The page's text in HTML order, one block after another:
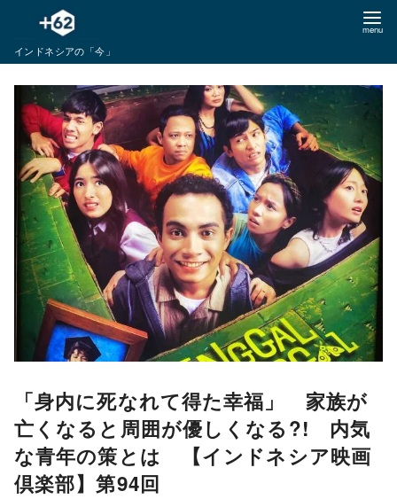
テインドネシアの「今」
「身内に死なれて得た幸福」 家族が
亡くなると周囲が優しくなる?! 内気
な青年の策とは 【インドネシア映画
倶楽部】第94回